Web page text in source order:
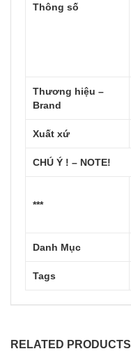
Thông số
Thương hiệu –
Brand
Xuất xứ
CHÚ Ý ! – NOTE!
***
Danh Mục
Tags
RELATED PRODUCTS